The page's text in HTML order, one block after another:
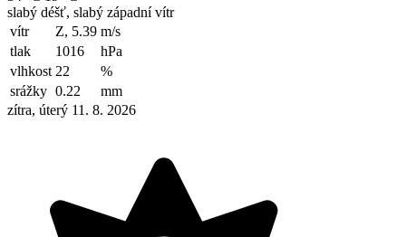
slabý déšť, slabý západní vítr
vítr
Z, 5.39 m/s
tlak
1016
hPa
vlhkost 22
%
srážky 0.22
mm
zítra, úterý 11. 8. 2026